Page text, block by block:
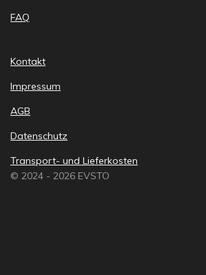
FAQ
Kontakt
Impressum
AGB
Datenschutz
Transport- und Lieferkosten
© 2024 - 2026 EVSTO